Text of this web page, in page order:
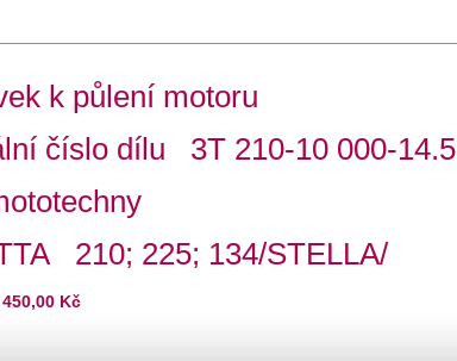
k půlení motoru
číslo dílu 3T 210-10 000-14.5
210; 225; 134/STELLA/
450,00 Kč